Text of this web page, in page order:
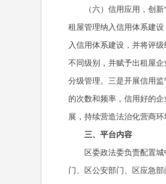
（六）信用应用，创新“
租屋管理纳入信用体系建
入信用体系建设，并将评
不同级别，并赋予出租屋
分级管理。三是开展信用
的次数和频率，信用好的
展，持续营造法治化营商环
三、平台内容
区委政法委负责配置城
门、区公安部门、区应急